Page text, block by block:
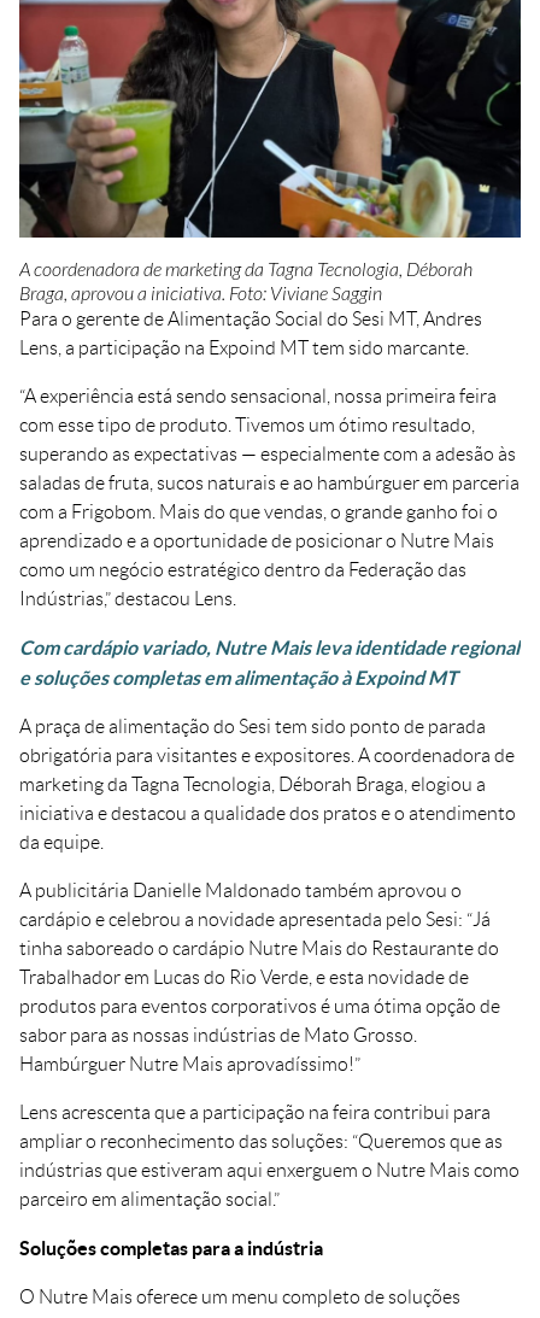
A coordenadora de marketing da Tagna Tecnologia, Déborah
Braga, aprovou a iniciativa. Foto: Viviane Saggin
Para o gerente de Alimentação Social do Sesi MT, Andres
Lens, a participação na Expoind MT tem sido marcante.
“A experiência está sendo sensacional, nossa primeira feira
com esse tipo de produto. Tivemos um ótimo resultado,
superando as expectativas — especialmente com a adesão às
saladas de fruta, sucos naturais e ao hambúrguer em parceria
com a Frigobom. Mais do que vendas, o grande ganho foi o
aprendizado e a oportunidade de posicionar o Nutre Mais
como um negócio estratégico dentro da Federação das
Indústrias,” destacou Lens.
Com cardápio variado, Nutre Mais leva identidade regional
e soluções completas em alimentação à Expoind MT
A praça de alimentação do Sesi tem sido ponto de parada
obrigatória para visitantes e expositores. A coordenadora de
marketing da Tagna Tecnologia, Déborah Braga, elogiou a
iniciativa e destacou a qualidade dos pratos e o atendimento
da equipe.
A publicitária Danielle Maldonado também aprovou o
cardápio e celebrou a novidade apresentada pelo Sesi: “Já
tinha saboreado o cardápio Nutre Mais do Restaurante do
Trabalhador em Lucas do Rio Verde, e esta novidade de
produtos para eventos corporativos é uma ótima opção de
sabor para as nossas indústrias de Mato Grosso.
Hambúrguer Nutre Mais aprovadíssimo!”
Lens acrescenta que a participação na feira contribui para
ampliar o reconhecimento das soluções: “Queremos que as
indústrias que estiveram aqui enxerguem o Nutre Mais como
parceiro em alimentação social.”
Soluções completas para a indústria
O Nutre Mais oferece um menu completo de soluções